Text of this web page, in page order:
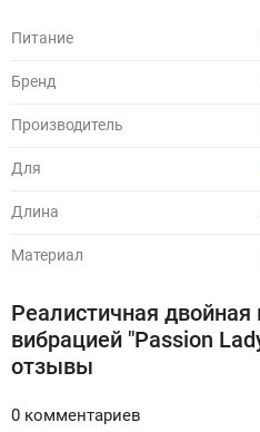
Питание
Бренд
Производитель
Для
Длина
Материал
Реалистичная двойная
вибрацией "Passion
отзывы
0 комментариев